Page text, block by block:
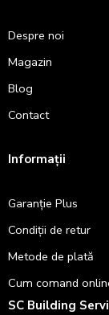
Despre noi
Magazin
Blog
Contact
Informații
Garanție Plus
Condiții de retur
Metode de plată
Cum comand
SC Building